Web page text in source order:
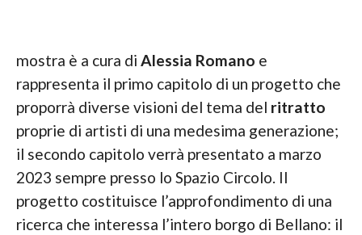
mostra è a cura di Alessia Romano e
rappresenta il primo capitolo di un progetto che
proporrà diverse visioni del tema del ritratto
proprie di artisti di una medesima generazione;
il secondo capitolo verrà presentato a marzo
2023 sempre presso lo Spazio Circolo. Il
progetto costituisce l’approfondimento di una
ricerca che interessa l’intero borgo di Bellano: il